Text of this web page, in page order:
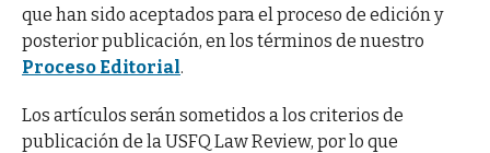
que han sido aceptados para el proceso de edición y
posterior publicación, en los términos de nuestro
Proceso Editorial.
Los artículos serán sometidos a los criterios de
publicación de la USFQ Law Review, por lo que